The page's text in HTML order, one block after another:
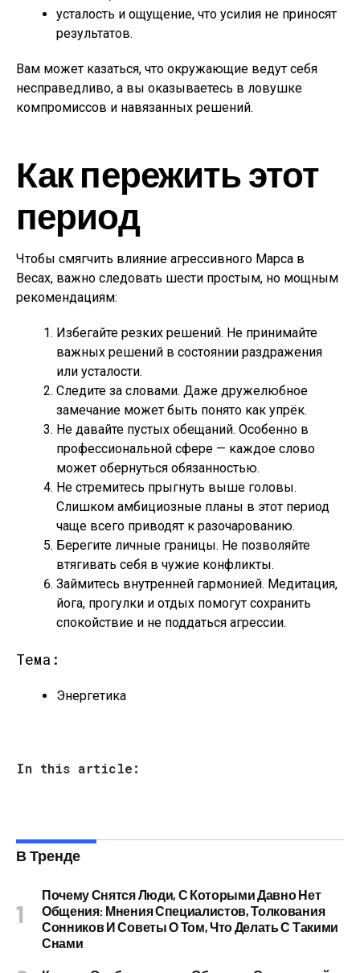
усталость и ощущение, что усилия не приносят
результатов.
Вам может казаться, что окружающие ведут себя
несправедливо, а вы оказываетесь в ловушке
компромиссов и навязанных решений.
Как пережить этот
период
Чтобы смягчить влияние агрессивного Марса в
Весах, важно следовать шести простым, но мощным
рекомендациям:
Избегайте резких решений. Не принимайте
важных решений в состоянии раздражения
или усталости.
Следите за словами. Даже дружелюбное
замечание может быть понято как упрёк.
Не давайте пустых обещаний. Особенно в
профессиональной сфере — каждое слово
может обернуться обязанностью.
Не стремитесь прыгнуть выше головы.
Слишком амбициозные планы в этот период
чаще всего приводят к разочарованию.
Берегите личные границы. Не позволяйте
втягивать себя в чужие конфликты.
Займитесь внутренней гармонией. Медитация,
йога, прогулки и отдых помогут сохранить
спокойствие и не поддаться агрессии.
Тема:
Энергетика
In this article:
В Тренде
Почему Снятся Люди, С Которыми Давно Нет
Общения: Мнения Специалистов, Толкования
Сонников И Советы О Том, Что Делать С Такими
Снами